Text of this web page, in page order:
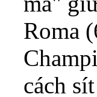
Roma
cách